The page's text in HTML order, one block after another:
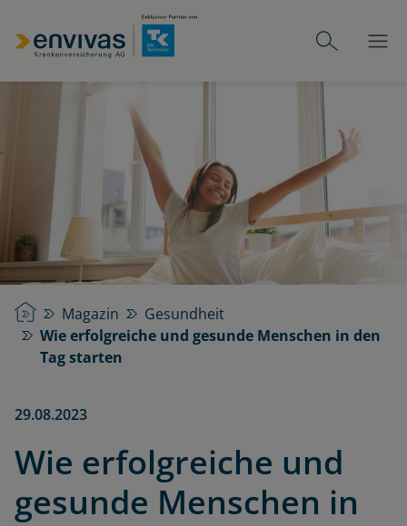
StartseiteMagazin
Gesundheit
Wie erfolgreiche und gesunde Menschen in den
Tag starten
29.08.2023
Wie erfolgreiche und
gesunde Menschen in